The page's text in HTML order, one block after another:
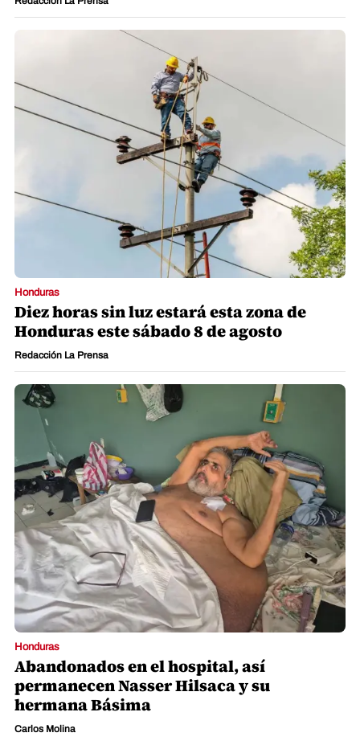
Honduras
Diez horas sin luz estará esta zona de
Honduras este sábado 8 de agosto
Redacción La Prensa
Honduras
Abandonados en el hospital, así
permanecen Nasser Hilsaca y su
hermana Básima
Carlos Molina